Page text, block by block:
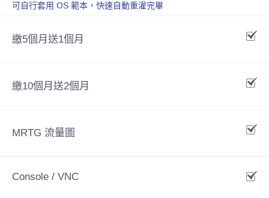
可自行套用 OS 範本，快速自動重灌完畢
繳5個月送1個月
繳10個月送2個月
MRTG 流量圖
Console / VNC